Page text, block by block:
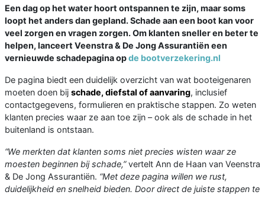
Een dag op het water hoort ontspannen te zijn, maar soms
loopt het anders dan gepland. Schade aan een boot kan voor
veel zorgen en vragen zorgen. Om klanten sneller en beter te
helpen, lanceert Veenstra & De Jong Assurantiën een
vernieuwde schadepagina opde bootverzekering.nl
De pagina biedt een duidelijk overzicht van wat booteigenaren
moeten doen bij schade, diefstal of aanvaring, inclusief
contactgegevens, formulieren en praktische stappen. Zo weten
klanten precies waar ze aan toe zijn – ook als de schade in het
buitenland is ontstaan.
“We merkten dat klanten soms niet precies wisten waar ze
moesten beginnen bij schade,”vertelt Ann de Haan van Veenstra
& De Jong Assurantiën. “Met deze pagina willen we rust,
duidelijkheid en snelheid bieden. Door direct de juiste stappen te